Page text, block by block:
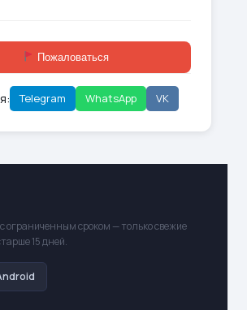
Пожаловаться
Telegram WhatsApp VK
ограниченным сроком — только свежие
15 дней.